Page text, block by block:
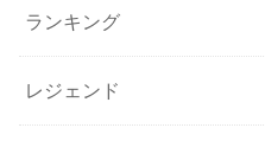
ランキング
レジェンド